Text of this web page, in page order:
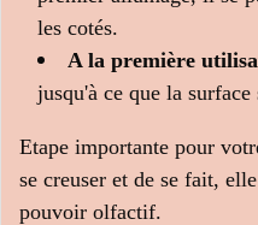
les cotés.
A la première
jusqu'à ce que la
Etape importante pour
se creuser et de se fait,
pouvoir olfactif.